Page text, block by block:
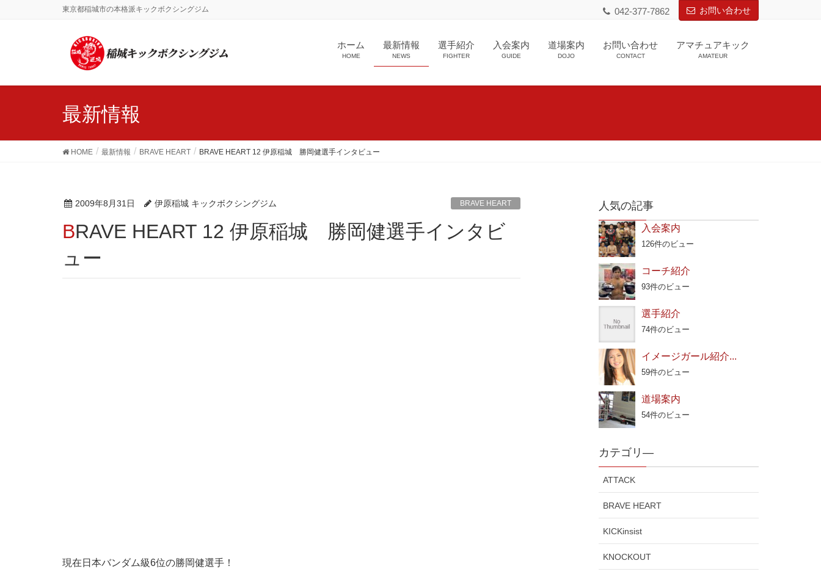
東京都稲城市の本格派キックボクシングジム 042-377-7862 お問い合わせ
ホーム
HOME
最新情報
NEWS
選手紹介
FIGHTER
入会案内
GUIDE
道場案内
DOJO
お問い合わせ
CONTACT
アマチュアキック
AMATEUR
最新情報
HOME 最新情報 BRAVE HEART BRAVE HEART 12 伊原稲城 勝岡健選手インタビュー
2009年8月31日 伊原稲城 キックボクシングジム BRAVE HEART
BRAVE HEART 12 伊原稲城 勝岡健選手インタビ
ュー
現在日本バンダム級6位の勝岡健選手！
人気の記事
入会案内
126件のビュー
コーチ紹介
93件のビュー
選手紹介
74件のビュー
イメージガール紹介...
59件のビュー
道場案内
54件のビュー
カテゴリ―
ATTACK
BRAVE HEART
KICKinsist
KNOCKOUT